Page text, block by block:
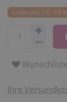
Lieferzeit: 12 - 14
Wunschliste
Ihre